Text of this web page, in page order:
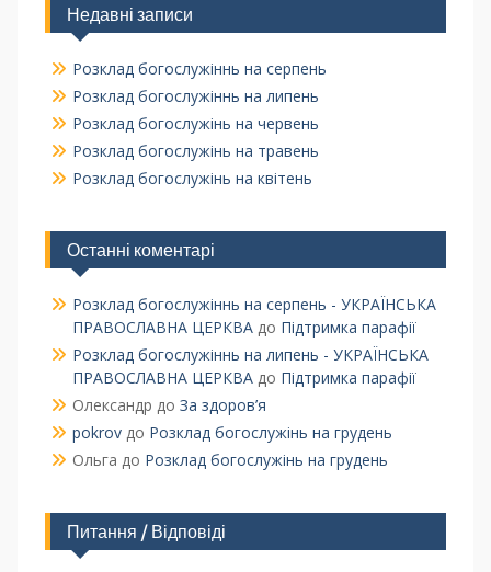
Недавні записи
Розклад богослужіннь на серпень
Розклад богослужіннь на липень
Розклад богослужінь на червень
Розклад богослужінь на травень
Розклад богослужінь на квітень
Останні коментарі
Розклад богослужіннь на серпень - УКРАЇНСЬКА
ПРАВОСЛАВНА ЦЕРКВАдо Підтримка парафії
Розклад богослужіннь на липень - УКРАЇНСЬКА
ПРАВОСЛАВНА ЦЕРКВАдо Підтримка парафії
Олександр до За здоров’я
pokrovдо Розклад богослужінь на грудень
Ольга до Розклад богослужінь на грудень
Питання / Відповіді